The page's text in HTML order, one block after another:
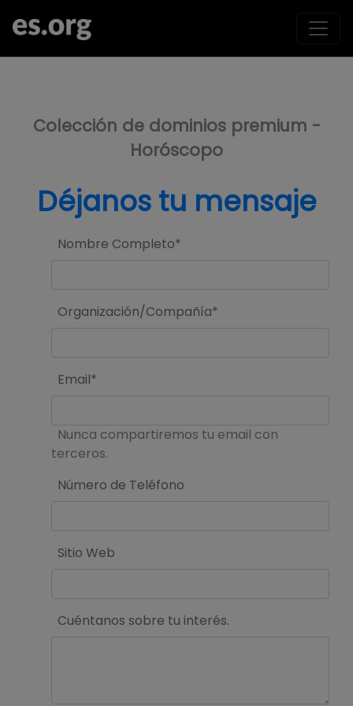
Colección de dominios premium -
Horóscopo
Déjanos tu mensaje
Nombre Completo*
Organización/Compañía*
Email*
Nunca compartiremos tu email con
terceros.
Número de Teléfono
Sitio Web
Cuéntanos sobre tu interés.